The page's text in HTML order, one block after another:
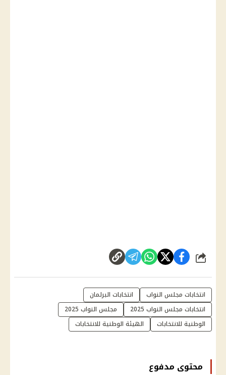
شارك
انتخابات مجلس النواب
انتخابات البرلمان
انتخابات مجلس النواب 2025
مجلس النواب 2025
الوطنية للانتخابات
الهيئة الوطنية للانتخابات
محتوى مدفوع